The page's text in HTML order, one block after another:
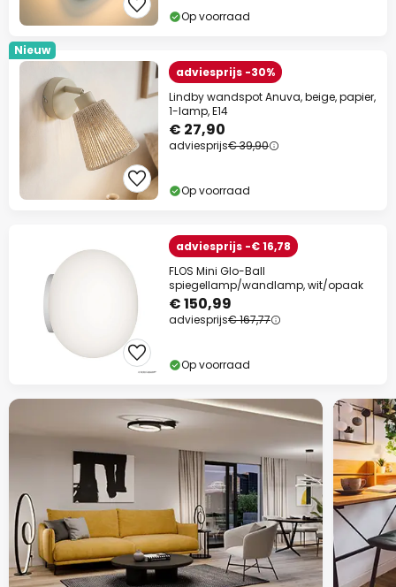
Op voorraad
Nieuw
adviesprijs -30%
Lindby wandspot Anuva, beige, papier,
1-lamp, E14
€ 27,90
adviesprijs€ 39,90
Op voorraad
adviesprijs -€ 16,78
FLOS Mini Glo-Ball
spiegellamp/wandlamp, wit/opaak
€ 150,99
adviesprijs€ 167,77
Op voorraad